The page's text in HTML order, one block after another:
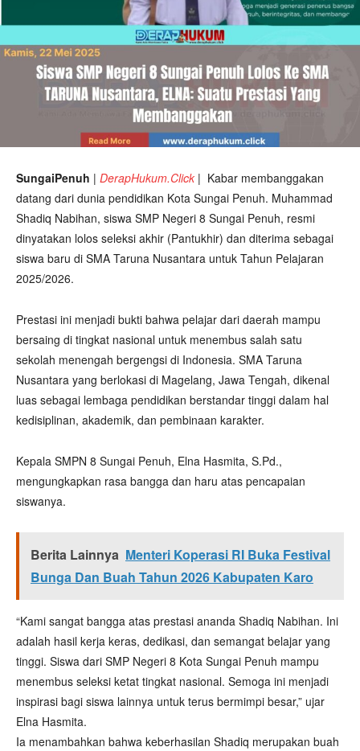
SungaiPenuh | DerapHukum.Click | Kabar membanggakan
datang dari dunia pendidikan Kota Sungai Penuh. Muhammad
Shadiq Nabihan, siswa SMP Negeri 8 Sungai Penuh, resmi
dinyatakan lolos seleksi akhir (Pantukhir) dan diterima sebagai
siswa baru di SMA Taruna Nusantara untuk Tahun Pelajaran
2025/2026.
Prestasi ini menjadi bukti bahwa pelajar dari daerah mampu
bersaing di tingkat nasional untuk menembus salah satu
sekolah menengah bergengsi di Indonesia. SMA Taruna
Nusantara yang berlokasi di Magelang, Jawa Tengah, dikenal
luas sebagai lembaga pendidikan berstandar tinggi dalam hal
kedisiplinan, akademik, dan pembinaan karakter.
Kepala SMPN 8 Sungai Penuh, Elna Hasmita, S.Pd.,
mengungkapkan rasa bangga dan haru atas pencapaian
siswanya.
Berita Lainnya Menteri Koperasi RI Buka Festival
Bunga Dan Buah Tahun 2026 Kabupaten Karo
“Kami sangat bangga atas prestasi ananda Shadiq Nabihan. Ini
adalah hasil kerja keras, dedikasi, dan semangat belajar yang
tinggi. Siswa dari SMP Negeri 8 Kota Sungai Penuh mampu
menembus seleksi ketat tingkat nasional. Semoga ini menjadi
inspirasi bagi siswa lainnya untuk terus bermimpi besar,” ujar
Elna Hasmita.
Ia menambahkan bahwa keberhasilan Shadiq merupakan buah